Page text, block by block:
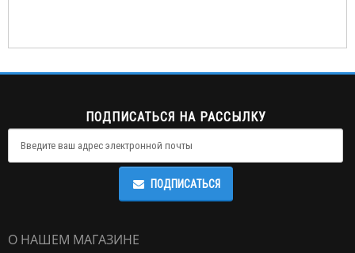
ПОДПИСАТЬСЯ НА РАССЫЛКУ
ПОДПИСАТЬСЯ
О НАШЕМ МАГАЗИНЕ